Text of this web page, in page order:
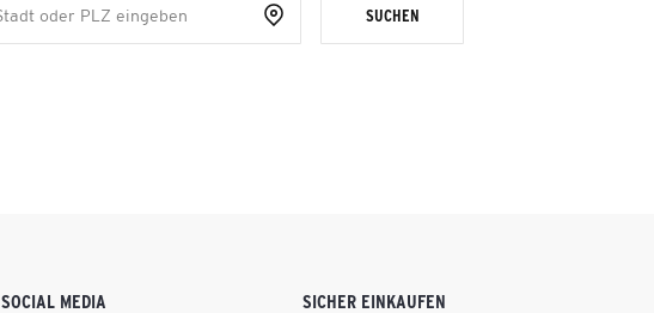
SUCHEN
SOCIAL MEDIA SICHER EINKAUFEN